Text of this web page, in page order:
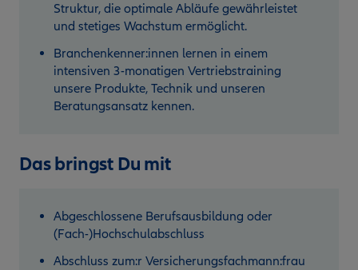
Struktur, die optimale Abläufe gewährleistet
und stetiges Wachstum ermöglicht.
Branchenkenner:innen lernen in einem
intensiven 3-monatigen Vertriebstraining
unsere Produkte, Technik und unseren
Beratungsansatz kennen.
Das bringst Du mit
Abgeschlossene Berufsausbildung oder
(Fach-)Hochschulabschluss
Abschluss zum:r Versicherungsfachmann:frau